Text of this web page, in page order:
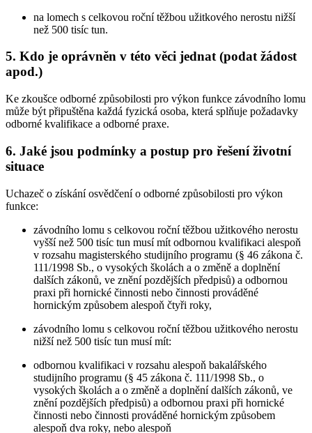
na lomech s celkovou roční těžbou užitkového nerostu nižší
než 500 tisíc tun.
5. Kdo je oprávněn v této věci jednat (podat žádost
apod.)
Ke zkoušce odborné způsobilosti pro výkon funkce závodního lomu
může být připuštěna každá fyzická osoba, která splňuje požadavky
odborné kvalifikace a odborné praxe.
6. Jaké jsou podmínky a postup pro řešení životní
situace
Uchazeč o získání osvědčení o odborné způsobilosti pro výkon
funkce:
závodního lomu s celkovou roční těžbou užitkového nerostu
vyšší než 500 tisíc tun musí mít odbornou kvalifikaci alespoň
v rozsahu magisterského studijního programu (§ 46 zákona č.
111/1998 Sb., o vysokých školách a o změně a doplnění
dalších zákonů, ve znění pozdějších předpisů) a odbornou
praxi při hornické činnosti nebo činnosti prováděné
hornickým způsobem alespoň čtyři roky,
závodního lomu s celkovou roční těžbou užitkového nerostu
nižší než 500 tisíc tun musí mít:
odbornou kvalifikaci v rozsahu alespoň bakalářského
studijního programu (§ 45 zákona č. 111/1998 Sb., o
vysokých školách a o změně a doplnění dalších zákonů, ve
znění pozdějších předpisů) a odbornou praxi při hornické
činnosti nebo činnosti prováděné hornickým způsobem
alespoň dva roky, nebo alespoň